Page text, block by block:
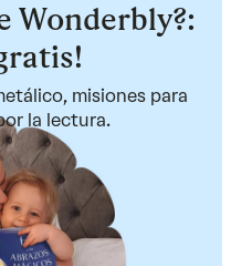
Wonderbly?:
misiones para
la lectura.